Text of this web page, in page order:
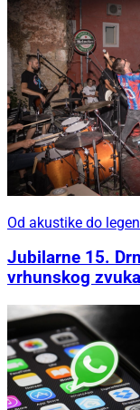
Od akustike do
Jubilarne 15.
vrhunskog zvuka